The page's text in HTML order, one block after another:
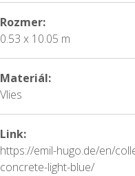
Rozmer:
0.53 x 10.05 m
Materiál:
Vlies
Link:
https://emil-hugo.de/en/
concrete-light-blue/